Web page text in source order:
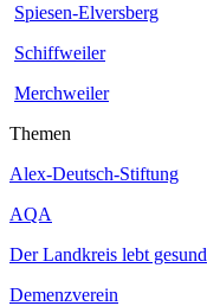
Spiesen-Elversberg
Schiffweiler
Merchweiler
Themen
Alex-Deutsch-Stiftung
AQA
Der Landkreis lebt gesund
Demenzverein